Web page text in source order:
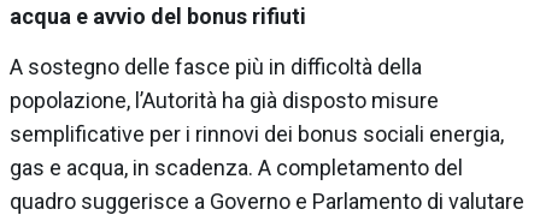
acqua e avvio del bonus rifiuti
A sostegno delle fasce più in difficoltà della
popolazione, l’Autorità ha già disposto misure
semplificative per i rinnovi dei bonus sociali energia,
gas e acqua, in scadenza. A completamento del
quadro suggerisce a Governo e Parlamento di valutare